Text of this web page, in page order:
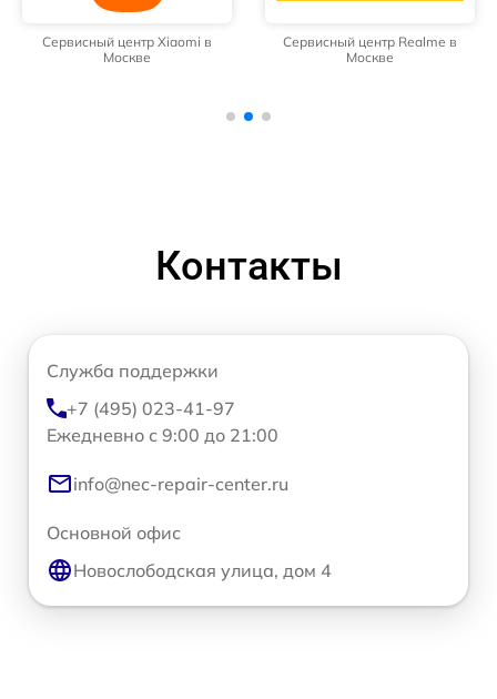
Сервисный центр Xiaomi в
Москве
Сервисный центр Realme в
Москве
Контакты
Служба поддержки
+7 (495) 023-41-97
Ежедневно с 9:00 до 21:00
info@nec-repair-center.ru
Основной офис
Новослободская улица, дом 4